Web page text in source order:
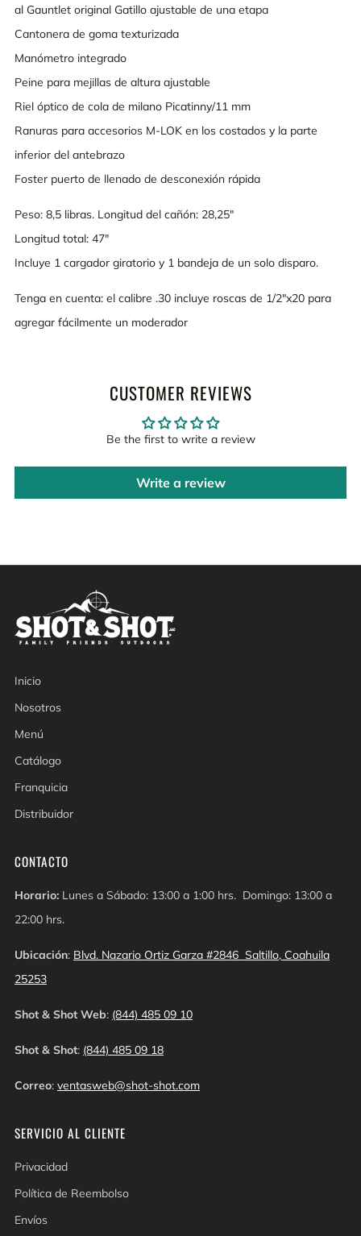
al Gauntlet original Gatillo ajustable de una etapa
Cantonera de goma texturizada
Manómetro integrado
Peine para mejillas de altura ajustable
Riel óptico de cola de milano Picatinny/11 mm
Ranuras para accesorios M-LOK en los costados y la parte
inferior del antebrazo
Foster puerto de llenado de desconexión rápida
Peso: 8,5 libras. Longitud del cañón: 28,25"
Longitud total: 47"
Incluye 1 cargador giratorio y 1 bandeja de un solo disparo.
Tenga en cuenta: el calibre .30 incluye roscas de 1/2"x20 para
agregar fácilmente un moderador
CUSTOMER REVIEWS
Be the first to write a review
Write a review
Inicio
Nosotros
Menú
Catálogo
Franquicia
Distribuidor
CONTACTO
Horario: Lunes a Sábado: 13:00 a 1:00 hrs. Domingo: 13:00 a
22:00 hrs.
Ubicación: Blvd. Nazario Ortiz Garza #2846 Saltillo, Coahuila
25253
Shot & Shot Web: (844) 485 09 10
Shot & Shot: (844) 485 09 18
Correo: ventasweb@shot-shot.com
SERVICIO AL CLIENTE
Privacidad
Política de Reembolso
Envíos